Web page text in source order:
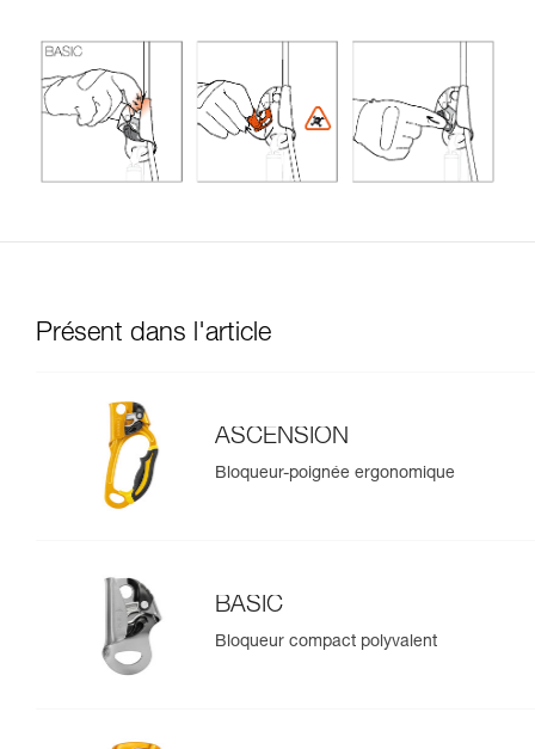
Présent dans l'article
ASCENSION
Bloqueur-poignée ergonomique
BASIC
Bloqueur compact polyvalent